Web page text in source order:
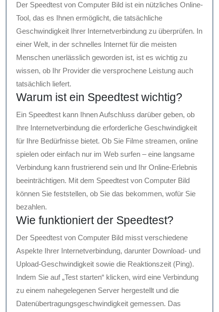
Der Speedtest von Computer Bild ist ein nützliches Online-
Tool, das es Ihnen ermöglicht, die tatsächliche
Geschwindigkeit Ihrer Internetverbindung zu überprüfen. In
einer Welt, in der schnelles Internet für die meisten
Menschen unerlässlich geworden ist, ist es wichtig zu
wissen, ob Ihr Provider die versprochene Leistung auch
tatsächlich liefert.
Warum ist ein Speedtest wichtig?
Ein Speedtest kann Ihnen Aufschluss darüber geben, ob
Ihre Internetverbindung die erforderliche Geschwindigkeit
für Ihre Bedürfnisse bietet. Ob Sie Filme streamen, online
spielen oder einfach nur im Web surfen – eine langsame
Verbindung kann frustrierend sein und Ihr Online-Erlebnis
beeinträchtigen. Mit dem Speedtest von Computer Bild
können Sie feststellen, ob Sie das bekommen, wofür Sie
bezahlen.
Wie funktioniert der Speedtest?
Der Speedtest von Computer Bild misst verschiedene
Aspekte Ihrer Internetverbindung, darunter Download- und
Upload-Geschwindigkeit sowie die Reaktionszeit (Ping).
Indem Sie auf „Test starten“ klicken, wird eine Verbindung
zu einem nahegelegenen Server hergestellt und die
Datenübertragungsgeschwindigkeit gemessen. Das